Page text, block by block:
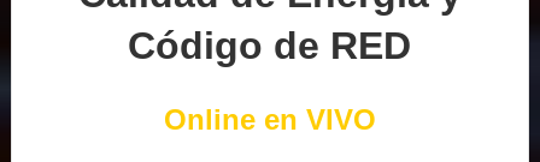
Código de RED
Online en VIVO